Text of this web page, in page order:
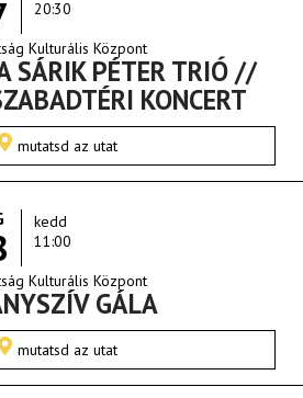
20:30
Kulturális Központ
SÁRIK PÉTER TRIÓ //
KONCERT
mutatsd az utat
kedd
11:00
Kulturális Központ
GÁLA
mutatsd az utat